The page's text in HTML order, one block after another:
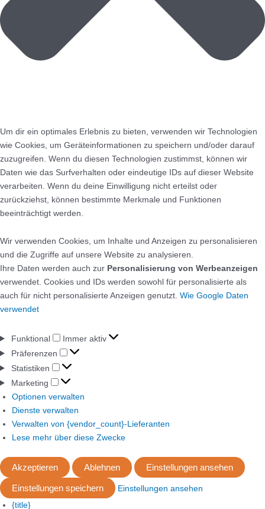
Um dir ein optimales Erlebnis zu bieten, verwenden wir Technologien
wie Cookies, um Geräteinformationen zu speichern und/oder darauf
zuzugreifen. Wenn du diesen Technologien zustimmst, können wir
Daten wie das Surfverhalten oder eindeutige IDs auf dieser Website
verarbeiten. Wenn du deine Einwilligung nicht erteilst oder
zurückziehst, können bestimmte Merkmale und Funktionen
beeinträchtigt werden.
Wir verwenden Cookies, um Inhalte und Anzeigen zu personalisieren
und die Zugriffe auf unsere Website zu analysieren.
Ihre Daten werden auch zur Personalisierung von Werbeanzeigen
verwendet. Cookies und IDs werden sowohl für personalisierte als
auch für nicht personalisierte Anzeigen genutzt. Wie Google Daten
verwendet
Funktional
Immer aktiv
Präferenzen
Statistiken
Marketing
Optionen verwalten
Dienste verwalten
Verwalten von {vendor_count}-Lieferanten
Lese mehr über diese Zwecke
Akzeptieren Ablehnen Einstellungen ansehen
Einstellungen speichern
Einstellungen ansehen
{title}